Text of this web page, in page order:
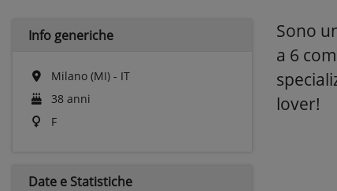
Info generiche
Milano (MI) - IT
38 anni
F
Date e Statistiche
Sono
a 6
lover!